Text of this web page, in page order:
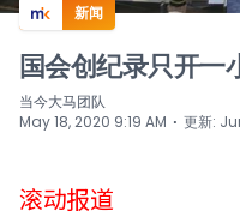
新闻
国会创纪录只开一
当今大马团队
May 18, 2020 9:19 AM ⋅ 更新:
滚动报道